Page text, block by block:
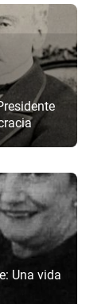
Una vida